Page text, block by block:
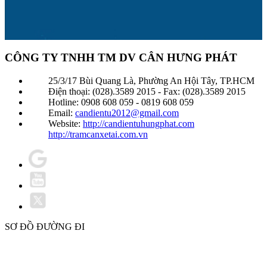
CÔNG TY TNHH TM DV CÂN HƯNG PHÁT
25/3/17 Bùi Quang Là, Phường An Hội Tây, TP.HCM
Điện thoại: (028).3589 2015 - Fax: (028).3589 2015
Hotline: 0908 608 059 - 0819 608 059
Email: candientu2012@gmail.com
Website: http://candientuhungphat.com
http://tramcanxetai.com.vn
SƠ ĐỒ ĐƯỜNG ĐI